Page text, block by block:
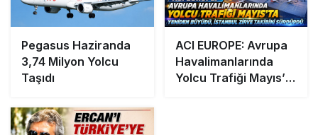
Pegasus Haziranda
3,74 Milyon Yolcu
Taşıdı
ACI EUROPE: Avrupa
Havalimanlarında
Yolcu Trafiği Mayıs’ta